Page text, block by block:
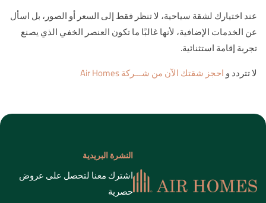
عند اختيارك لشقة سياحية، لا تنظر فقط إلى السعر أو الصور، بل اسأل
عن الخدمات الإضافية، لأنها غالبًا ما تكون العنصر الخفي الذي يصنع
تجربة إقامة استثنائية.
لا تتردد واحجز شقتك الآن من شـــركة Air Homes
النشرة البريدية
اشترك معنا لتحصل على عروض
حصرية